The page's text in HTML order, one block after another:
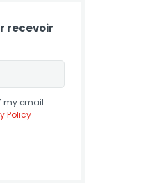
recevoir
my email
Policy